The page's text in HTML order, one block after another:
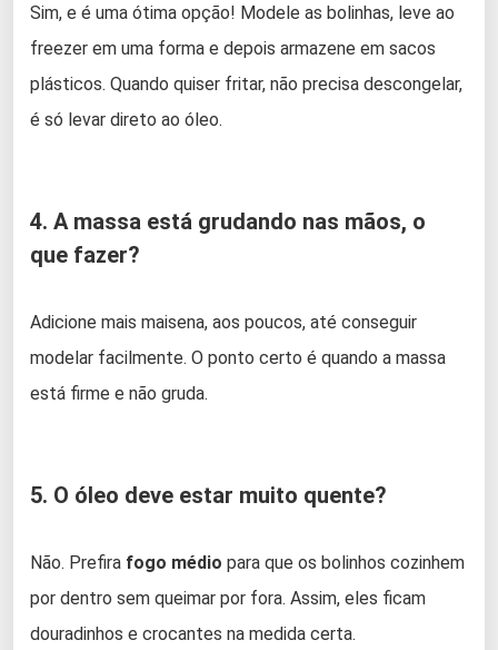
Sim, e é uma ótima opção! Modele as bolinhas, leve ao
freezer em uma forma e depois armazene em sacos
plásticos. Quando quiser fritar, não precisa descongelar,
é só levar direto ao óleo.
4. A massa está grudando nas mãos, o
que fazer?
Adicione mais maisena, aos poucos, até conseguir
modelar facilmente. O ponto certo é quando a massa
está firme e não gruda.
5. O óleo deve estar muito quente?
Não. Prefira fogo médio para que os bolinhos cozinhem
por dentro sem queimar por fora. Assim, eles ficam
douradinhos e crocantes na medida certa.